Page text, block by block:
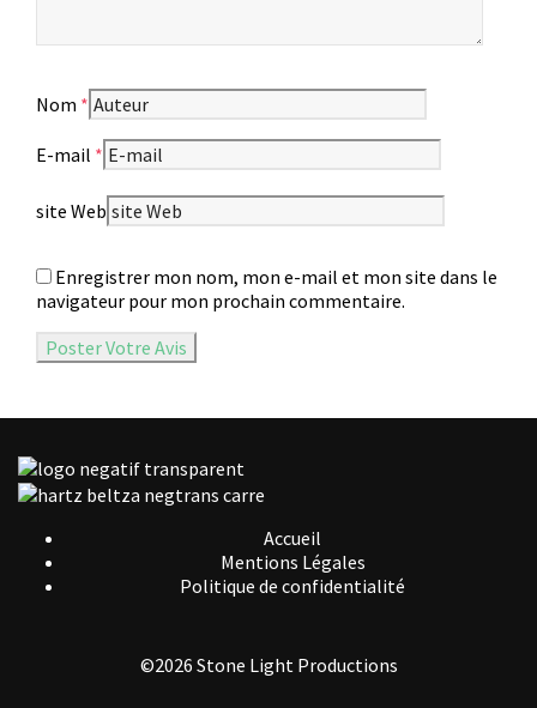
Nom *
E-mail *
site Web
Enregistrer mon nom, mon e-mail et mon site dans le
navigateur pour mon prochain commentaire.
Accueil
Mentions Légales
Politique de confidentialité
©2026 Stone Light Productions